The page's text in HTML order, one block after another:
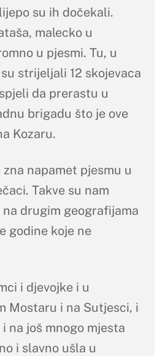
su ih dočekali.
malecko u
u pjesmi. Tu, u
strijeljali 12 skojevaca
da prerastu u
brigadu što je ove
Kozaru.
zna napamet pjesmu u
Takve su nam
na drugim geografijama
godine koje ne
i djevojke i u
Mostaru i na Sutjesci, i
na još mnogo mjesta
i slavno ušla u